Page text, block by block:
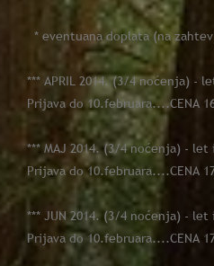
* eventuana doplata (na
*** APRIL 2014. (3/4 noćenja) -
Prijava do 10.februara....CENA
*** MAJ 2014. (3/4 noćenja) - let
Prijava do 10.februara....CENA
*** JUN 2014. (3/4 noćenja) - let
Prijava do 10.februara....CENA